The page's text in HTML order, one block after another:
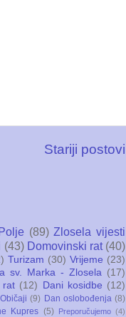
Stariji postovi
(89) Zlosela vijesti
(43) Domovinski rat (40)
Turizam (30) Vrijeme (23)
sv. Marka - Zlosela
(17)
rat (12) Dani kosidbe (12)
Običaji (9) Dan oslobođenja (8)
Kupres (5) Preporučujemo (4)